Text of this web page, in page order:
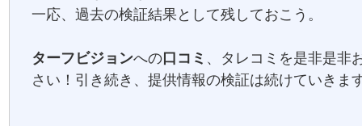
一応、過去の検証結果として残しておこう。
ターフビジョンへの 口コミ 、タレコミを是非是非
さい！引き続き、提供情報の検証は続けていきま